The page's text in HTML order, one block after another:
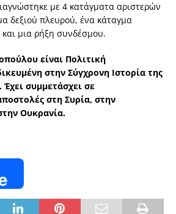
με 4 κατάγματα αριστερών
δεξιού πλευρού, ένα κάταγμα
μια ρήξη συνδέσμου.
είναι Πολιτική
στην Σύγχρονη Ιστορία της
Έχει συμμετάσχει σε
στη Συρία, στην
Ουκρανία.